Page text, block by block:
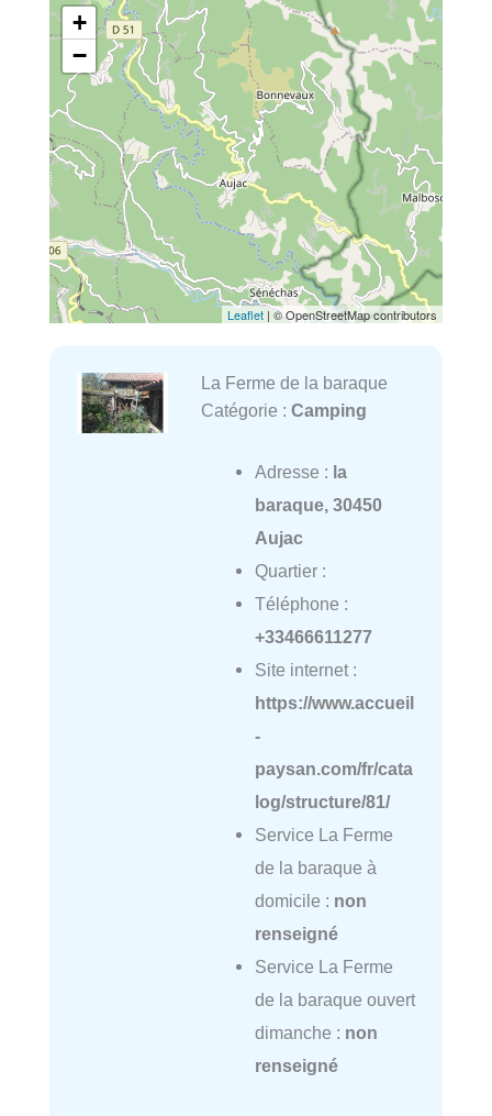
+
−
Leaflet | © OpenStreetMap contributors
La Ferme de la baraque
Catégorie : Camping
Adresse : la
baraque, 30450
Aujac
Quartier :
Téléphone :
+33466611277
Site internet :
https://www.accueil
-
paysan.com/fr/cata
log/structure/81/
Service La Ferme
de la baraque à
domicile : non
renseigné
Service La Ferme
de la baraque ouvert
dimanche : non
renseigné